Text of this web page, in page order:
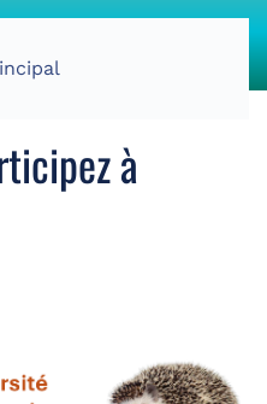
à